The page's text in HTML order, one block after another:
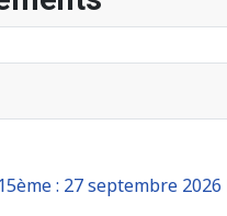
: 27 septembre 2026